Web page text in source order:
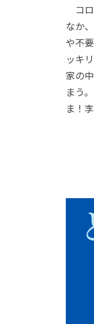
コ
なか
や不
ッキ
家の
まう
ま！